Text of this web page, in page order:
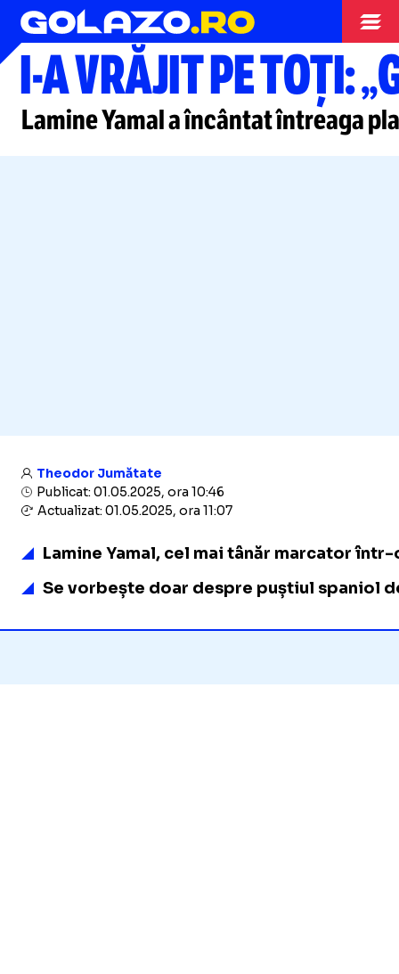
Liga Campionilor
I-AVRĂJIT PE TOȚI:
Lamine Yamal a încântat întreaga
Theodor Jumătate
Publicat: 01.05.2025, ora 10:46
Actualizat: 01.05.2025, ora 11:07
Lamine Yamal, cel mai tânăr marcator
Se vorbește doar despre puștiul spaniol